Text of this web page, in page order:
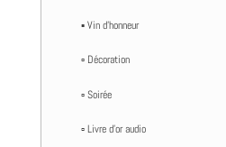
▪️ Vin d’honneur
▫️ Décoration
▫️ Soirée
▫️ Livre d’or audio